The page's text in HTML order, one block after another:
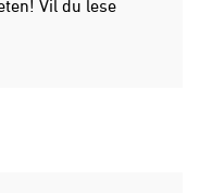
Vil du lese